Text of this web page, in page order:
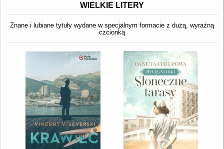
WIELKIE LITERY
Znane i lubiane tytuły wydane w specjalnym formacie z dużą, wyraźną
czcionką